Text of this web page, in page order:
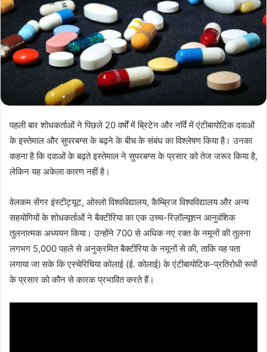
पहली बार शोधकर्ताओं ने पिछले 20 वर्षों में ब्रिटेन और नॉर्वे में एंटीबायोटिक दवाओं
के इस्तेमाल और सुपरबग्स के बढ़ने के बीच के संबंध का विश्लेषण किया है। उनका
कहना है कि दवाओं के बढ़ते इस्तेमाल ने सुपरबग्स के प्रसार को तेज जरूर किया है,
लेकिन यह अकेला कारण नहीं है।
वेलकम सेंगर इंस्टीट्यूट, ओस्लो विश्वविद्यालय, कैम्ब्रिज विश्वविद्यालय और अन्य
सहयोगियों के शोधकर्ताओं ने बैक्टीरिया का एक उच्च-रिज़ॉल्यूशन आनुवंशिक
तुलनात्मक अध्ययन किया। उन्होंने 700 से अधिक नए रक्त के नमूनों की तुलना
लगभग 5,000 पहले से अनुक्रमित बैक्टीरिया के नमूनों से की, ताकि यह पता
लगाया जा सके कि एस्चेरिचिया कोलाई (ई. कोलाई) के एंटीबायोटिक-प्रतिरोधी रूपों
के प्रसार को कौन से कारक प्रभावित करते हैं।